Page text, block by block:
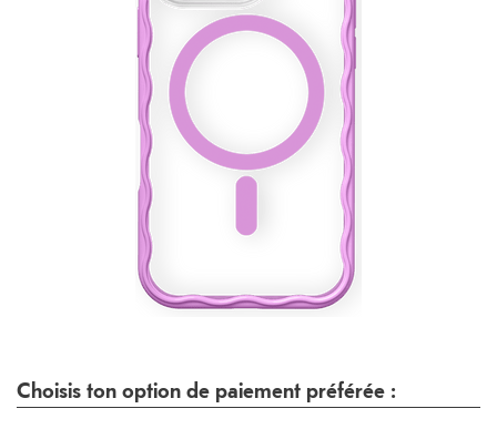
Choisis ton option de paiement préférée :